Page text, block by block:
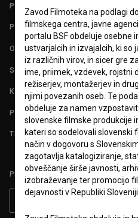
PARTNERJI
POGOJI UPORABE
O PROJEKTU
STATISTIKA
KONTAKT
POGOSTA VPRAŠANJA
TEST FUNKCIONALNOSTI
PRIJAVITE SE NA BSF NOVIČNIK:
Zavod Filmoteka na podlagi
filmskega centra, javne
portalu BSF obdeluje osebne
ustvarjalcih in izvajalcih, ki so
iz različnih virov, in sicer gre
ime, priimek, vzdevek, rojstni
režiserjev, montažerjev in
njimi povezanih oseb. Te
obdeluje za namen
slovenske filmske produkcije
kateri so sodelovali slovenski
način v dogovoru s
zagotavlja katalogiziranje,
obveščanje širše javnosti,
izobraževanje ter promocijo
dejavnosti v Republiki Sloveniji.